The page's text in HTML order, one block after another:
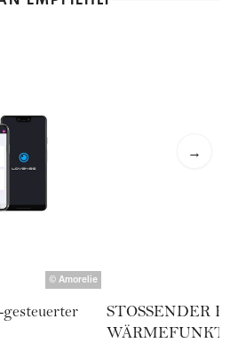
→
© Amorelie
STOSSENDER